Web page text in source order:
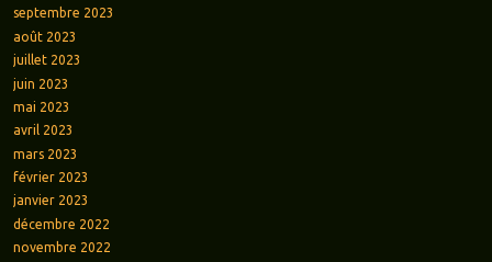
septembre 2023
août 2023
juillet 2023
juin 2023
mai 2023
avril 2023
mars 2023
février 2023
janvier 2023
décembre 2022
novembre 2022